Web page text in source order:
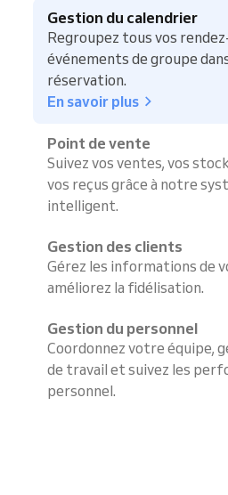
Gestion du calendrier
Regroupez tous vos
événements de groupe
réservation.
En savoir plus
Point de vente
Suivez vos ventes, vos
vos reçus grâce à notre
intelligent.
Gestion des clients
Gérez les informations de
améliorez la fidélisation.
Gestion du personnel
Coordonnez votre équipe,
de travail et suivez les
personnel.